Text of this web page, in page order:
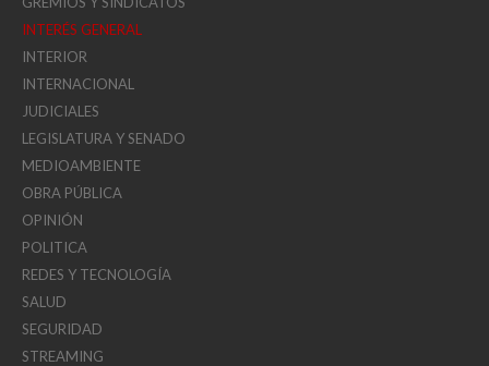
INTERÉS GENERAL
INTERIOR
INTERNACIONAL
JUDICIALES
LEGISLATURA Y SENADO
MEDIOAMBIENTE
OBRA PÚBLICA
OPINIÓN
POLITICA
REDES Y TECNOLOGÍA
SALUD
SEGURIDAD
STREAMING